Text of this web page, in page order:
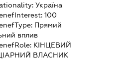
Україна
100
Прямий
вплив
КІНЦЕВИЙ
ВЛАСНИК